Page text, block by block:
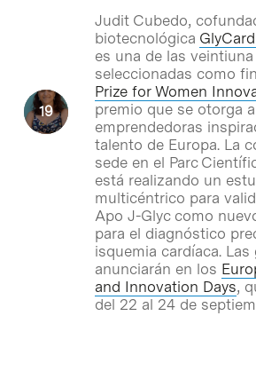
Judit Cubedo,
biotecnológica
es una de las
seleccionadas como
Prize for Women
premio que se otorga
emprendedoras
talento de Europa. La
sede en el Parc
está realizando un
multicéntrico para
Apo J-Glyc como
para el diagnóstico
isquemia cardíaca. Las
anunciarán en los
and Innovation Days,
del 22 al 24 de